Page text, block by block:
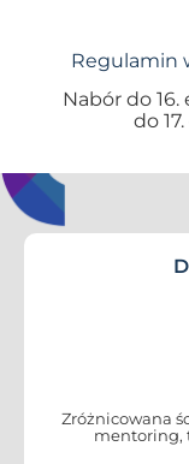
Regulamin
Nabór do
do
Zróżnicowana
mentoring,